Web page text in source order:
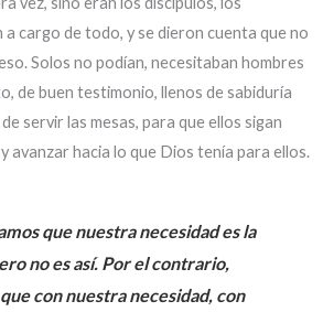
cargo de todo, y se dieron cuenta que no
Solos no podían, necesitaban hombres
de buen testimonio, llenos de sabiduría
servir las mesas, para que ellos sigan
avanzar hacia lo que Dios tenía para ellos.
que nuestra necesidad es la
no es así. Por el contrario,
con nuestra necesidad, con